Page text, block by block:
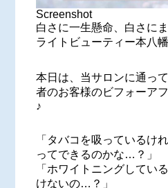
Screenshot
白さに一生懸命、白さにま
ライトビューティー本八
本日は、当サロンに通っ
者のお客様のビフォーア
♪
「タバコを吸っているけ
ってできるのかな…？」
「ホワイトニングしてい
けないの…？」